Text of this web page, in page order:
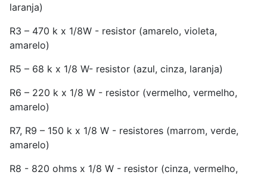
laranja)
R3 – 470 k x 1/8W - resistor (amarelo, violeta,
amarelo)
R5 – 68 k x 1/8 W- resistor (azul, cinza, laranja)
R6 – 220 k x 1/8 W - resistor (vermelho, vermelho,
amarelo)
R7, R9 – 150 k x 1/8 W - resistores (marrom, verde,
amarelo)
R8 - 820 ohms x 1/8 W - resistor (cinza, vermelho,